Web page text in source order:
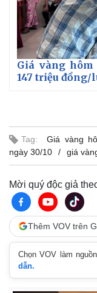
Giá vàng hôm
147 triệu đồng/
Tag: Giá vàng
ngày 30/10
giá
Mời quý độc giả
Thêm VOV trên
Chọn VOV làm
dẫn.